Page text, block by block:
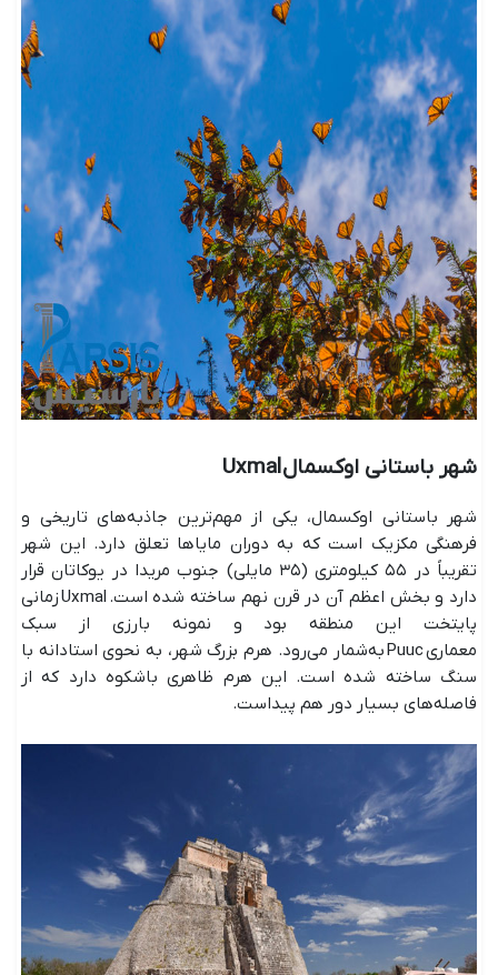
شهر باستانی اوکسمال Uxmal
شهر باستانی اوکسمال، یکی از مهم‌ترین جاذبه‌های تاریخی و
فرهنگی مکزیک است که به دوران مایاها تعلق دارد. این شهر
تقریباً در ۵۵ کیلومتری (۳۵ مایلی) جنوب مریدا در یوکاتان قرار
دارد و بخش اعظم آن در قرن نهم ساخته شده است. Uxmal زمانی
پایتخت این منطقه بود و نمونه بارزی از سبک
معماری Puuc به‌شمار می‌رود. هرم بزرگ شهر، به نحوی استادانه با
سنگ ساخته شده است. این هرم ظاهری باشکوه دارد که از
فاصله‌های بسیار دور هم پیداست.